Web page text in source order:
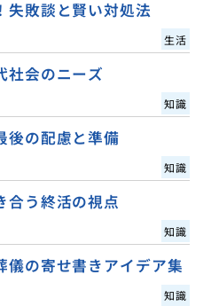
失敗談と賢い対処法
生活
社会のニーズ
知識
後の配慮と準備
知識
合う終活の視点
知識
儀の寄せ書きアイデア集
知識